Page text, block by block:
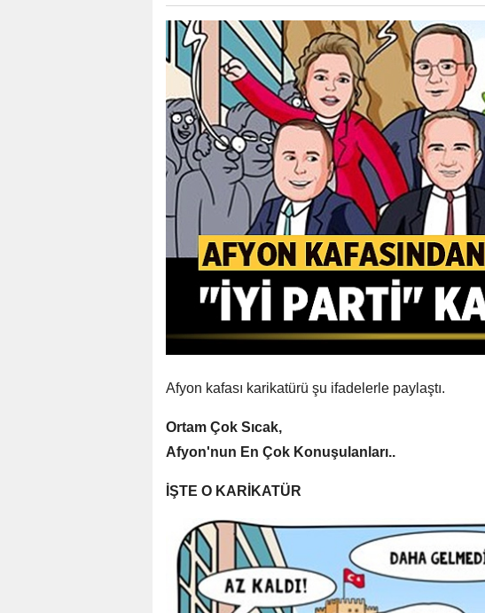
Afyon kafası karikatürü şu ifadelerle paylaştı.
Ortam Çok Sıcak,
Afyon'nun En Çok Konuşulanları..
İŞTE O KARİKATÜR